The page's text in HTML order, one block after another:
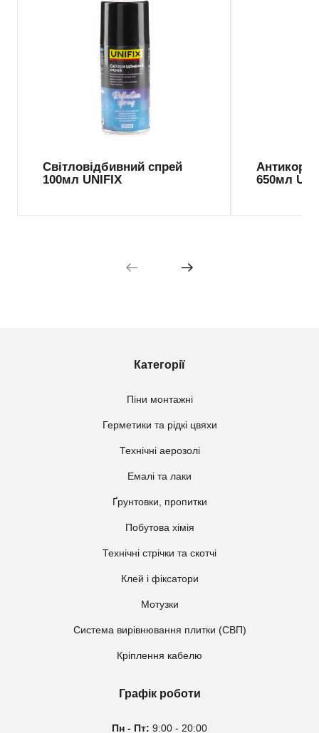
Світловідбивний спрей
100мл UNIFIX
650мл
Категорії
Піни монтажні
Герметики та рідкі цвяхи
Технічні аерозолі
Емалі та лаки
Ґрунтовки, пропитки
Побутова хімія
Технічні стрічки та скотчі
Клей і фіксатори
Мотузки
Система вирівнювання плитки (СВП)
Кріплення кабелю
Графік роботи
Пн - Пт: 9:00 - 20:00